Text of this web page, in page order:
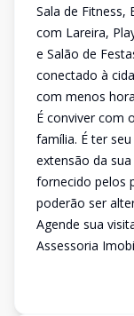
Sala de Fitness,
com Lareira,
e Salão de
conectado à
com menos
É conviver com
família. É ter
extensão da
fornecido pelos
poderão ser
Agende sua
Assessoria